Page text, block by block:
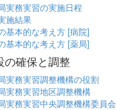
実務実習の実施日程
施結果
基本的な考え方 [病院]
基本的な考え方 [薬局]
の確保と調整
実務実習調整機構の役割
実務実習地区調整機構
実務実習中央調整機構委員会